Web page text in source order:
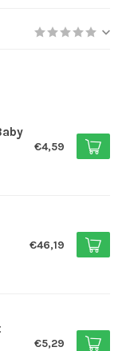
€4,59
€46,19
€5,29